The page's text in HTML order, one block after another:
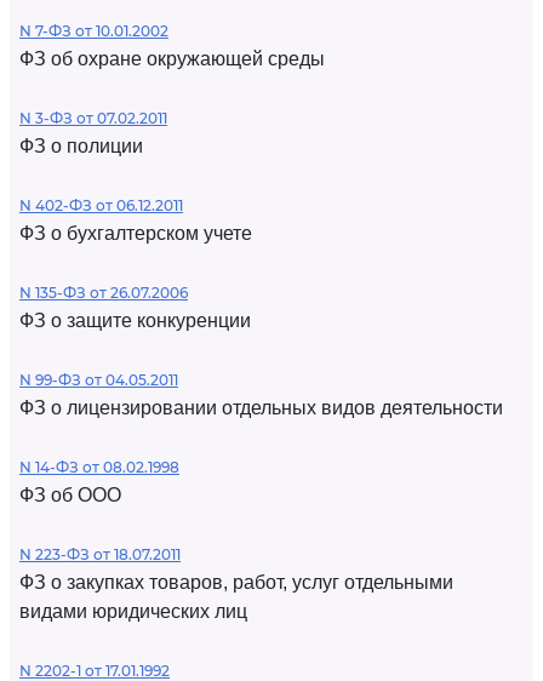
N 7-ФЗ от 10.01.2002
ФЗ об охране окружающей среды
N 3-ФЗ от 07.02.2011
ФЗ о полиции
N 402-ФЗ от 06.12.2011
ФЗ о бухгалтерском учете
N 135-ФЗ от 26.07.2006
ФЗ о защите конкуренции
N 99-ФЗ от 04.05.2011
ФЗ о лицензировании отдельных видов деятельности
N 14-ФЗ от 08.02.1998
ФЗ об ООО
N 223-ФЗ от 18.07.2011
ФЗ о закупках товаров, работ, услуг отдельными
видами юридических лиц
N 2202-1 от 17.01.1992